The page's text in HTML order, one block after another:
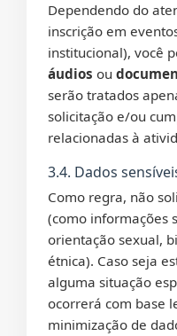
Dependendo do
inscrição em
institucional), você
áudios ou
serão tratados
solicitação e/ou
relacionadas à
3.4. Dados
Como regra, não
(como informações
orientação sexual,
étnica). Caso seja
alguma situação
ocorrerá com base
minimização de